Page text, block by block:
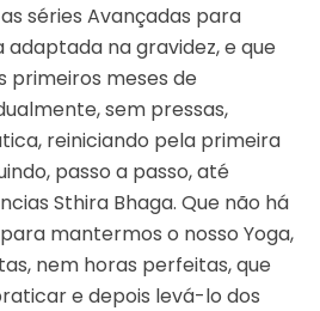
séries Avançadas para
na gravidez, e que
primeiros meses de
sem pressas,
reiniciando pela primeira
passo a passo, até
Sthira Bhaga. Que não há
mantermos o nosso Yoga,
nem horas perfeitas, que
e depois levá-lo dos